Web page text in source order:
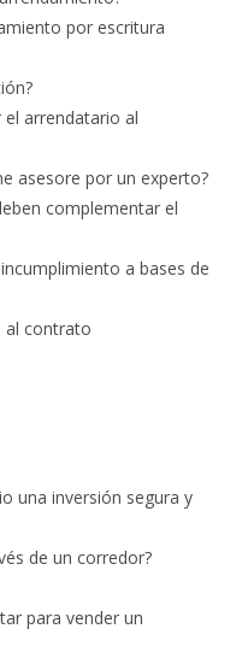
por escritura
arrendatario al
asesore por un experto?
complementar el
a bases de
al contrato
una inversión segura y
de un corredor?
para vender un